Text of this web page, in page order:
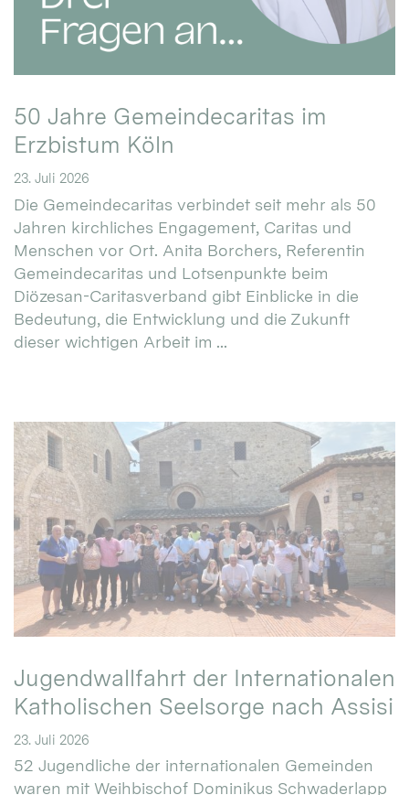
50 Jahre Gemeindecaritas im
Erzbistum Köln
23. Juli 2026
Die Gemeindecaritas verbindet seit mehr als 50
Jahren kirchliches Engagement, Caritas und
Menschen vor Ort. Anita Borchers, Referentin
Gemeindecaritas und Lotsenpunkte beim
Diözesan-Caritasverband gibt Einblicke in die
Bedeutung, die Entwicklung und die Zukunft
dieser wichtigen Arbeit im ...
Jugendwallfahrt der Internationalen
Katholischen Seelsorge nach Assisi
23. Juli 2026
52 Jugendliche der internationalen Gemeinden
waren mit Weihbischof Dominikus Schwaderlapp